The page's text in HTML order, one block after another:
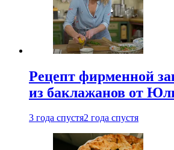
Рецепт фирменной
из баклажанов от
3 года спустя2 года спустя